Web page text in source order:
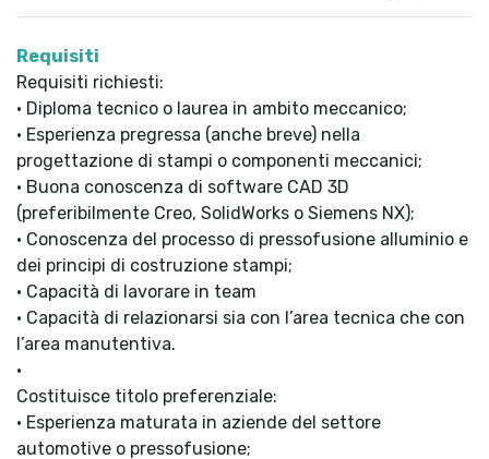
Requisiti
Requisiti richiesti:
• Diploma tecnico o laurea in ambito meccanico;
• Esperienza pregressa (anche breve) nella
progettazione di stampi o componenti meccanici;
• Buona conoscenza di software CAD 3D
(preferibilmente Creo, SolidWorks o Siemens NX);
• Conoscenza del processo di pressofusione alluminio e
dei principi di costruzione stampi;
• Capacità di lavorare in team
• Capacità di relazionarsi sia con l’area tecnica che con
l’area manutentiva.
•
Costituisce titolo preferenziale:
• Esperienza maturata in aziende del settore
automotive o pressofusione;